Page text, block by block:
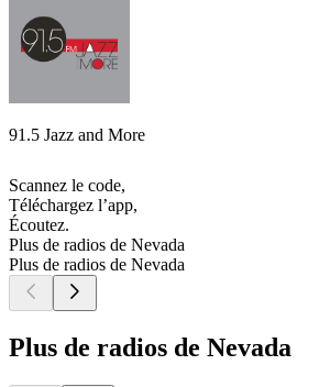
91.5 Jazz and More
Scannez le code,
Téléchargez l’app,
Écoutez.
Plus de radios de Nevada
Plus de radios de Nevada
Plus de radios de Nevada